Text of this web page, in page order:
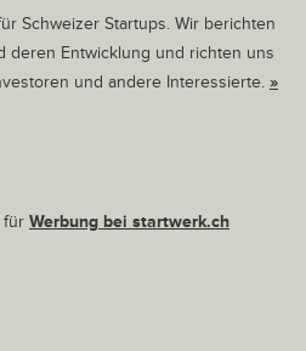
Schweizer Startups. Wir berichten
deren Entwicklung und richten uns
und andere Interessierte. »
für Werbung bei startwerk.ch